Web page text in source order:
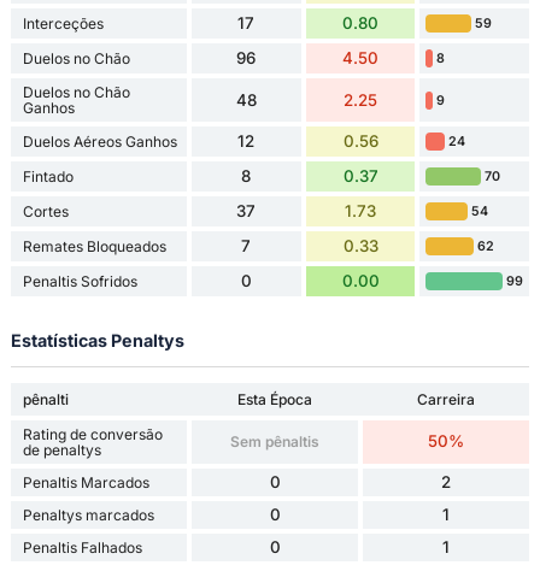
Interceções 17 0.80 59
Duelos no Chão 96 4.50 8
Duelos no Chão
Ganhos
48 2.25 9
Duelos Aéreos Ganhos 12 0.56 24
Fintado 8 0.37 70
Cortes 37 1.73 54
Remates Bloqueados 7 0.33 62
Penaltis Sofridos 0 0.00 99
Estatísticas Penaltys
pênalti Esta Época
Carreira
Rating de conversão
de penaltys
Sem pênaltis 50%
Penaltis Marcados 0 2
Penaltys marcados 0 1
Penaltis Falhados 0 1